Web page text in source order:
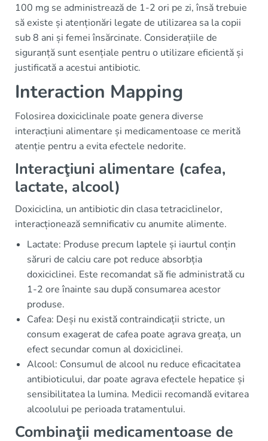
100 mg se administrează de 1-2 ori pe zi, însă trebuie
să existe și atenționări legate de utilizarea sa la copii
sub 8 ani și femei însărcinate. Considerațiile de
siguranță sunt esențiale pentru o utilizare eficientă și
justificată a acestui antibiotic.
Interaction Mapping
Folosirea doxiciclinale poate genera diverse
interacțiuni alimentare și medicamentoase ce merită
atenție pentru a evita efectele nedorite.
Interacţiuni alimentare (cafea,
lactate, alcool)
Doxiciclina, un antibiotic din clasa tetraciclinelor,
interacționează semnificativ cu anumite alimente.
Lactate: Produse precum laptele și iaurtul conțin
săruri de calciu care pot reduce absorbția
doxiciclinei. Este recomandat să fie administrată cu
1-2 ore înainte sau după consumarea acestor
produse.
Cafea: Deși nu există contraindicații stricte, un
consum exagerat de cafea poate agrava greața, un
efect secundar comun al doxiciclinei.
Alcool: Consumul de alcool nu reduce eficacitatea
antibioticului, dar poate agrava efectele hepatice și
sensibilitatea la lumina. Medicii recomandă evitarea
alcoolului pe perioada tratamentului.
Combinaţii medicamentoase de